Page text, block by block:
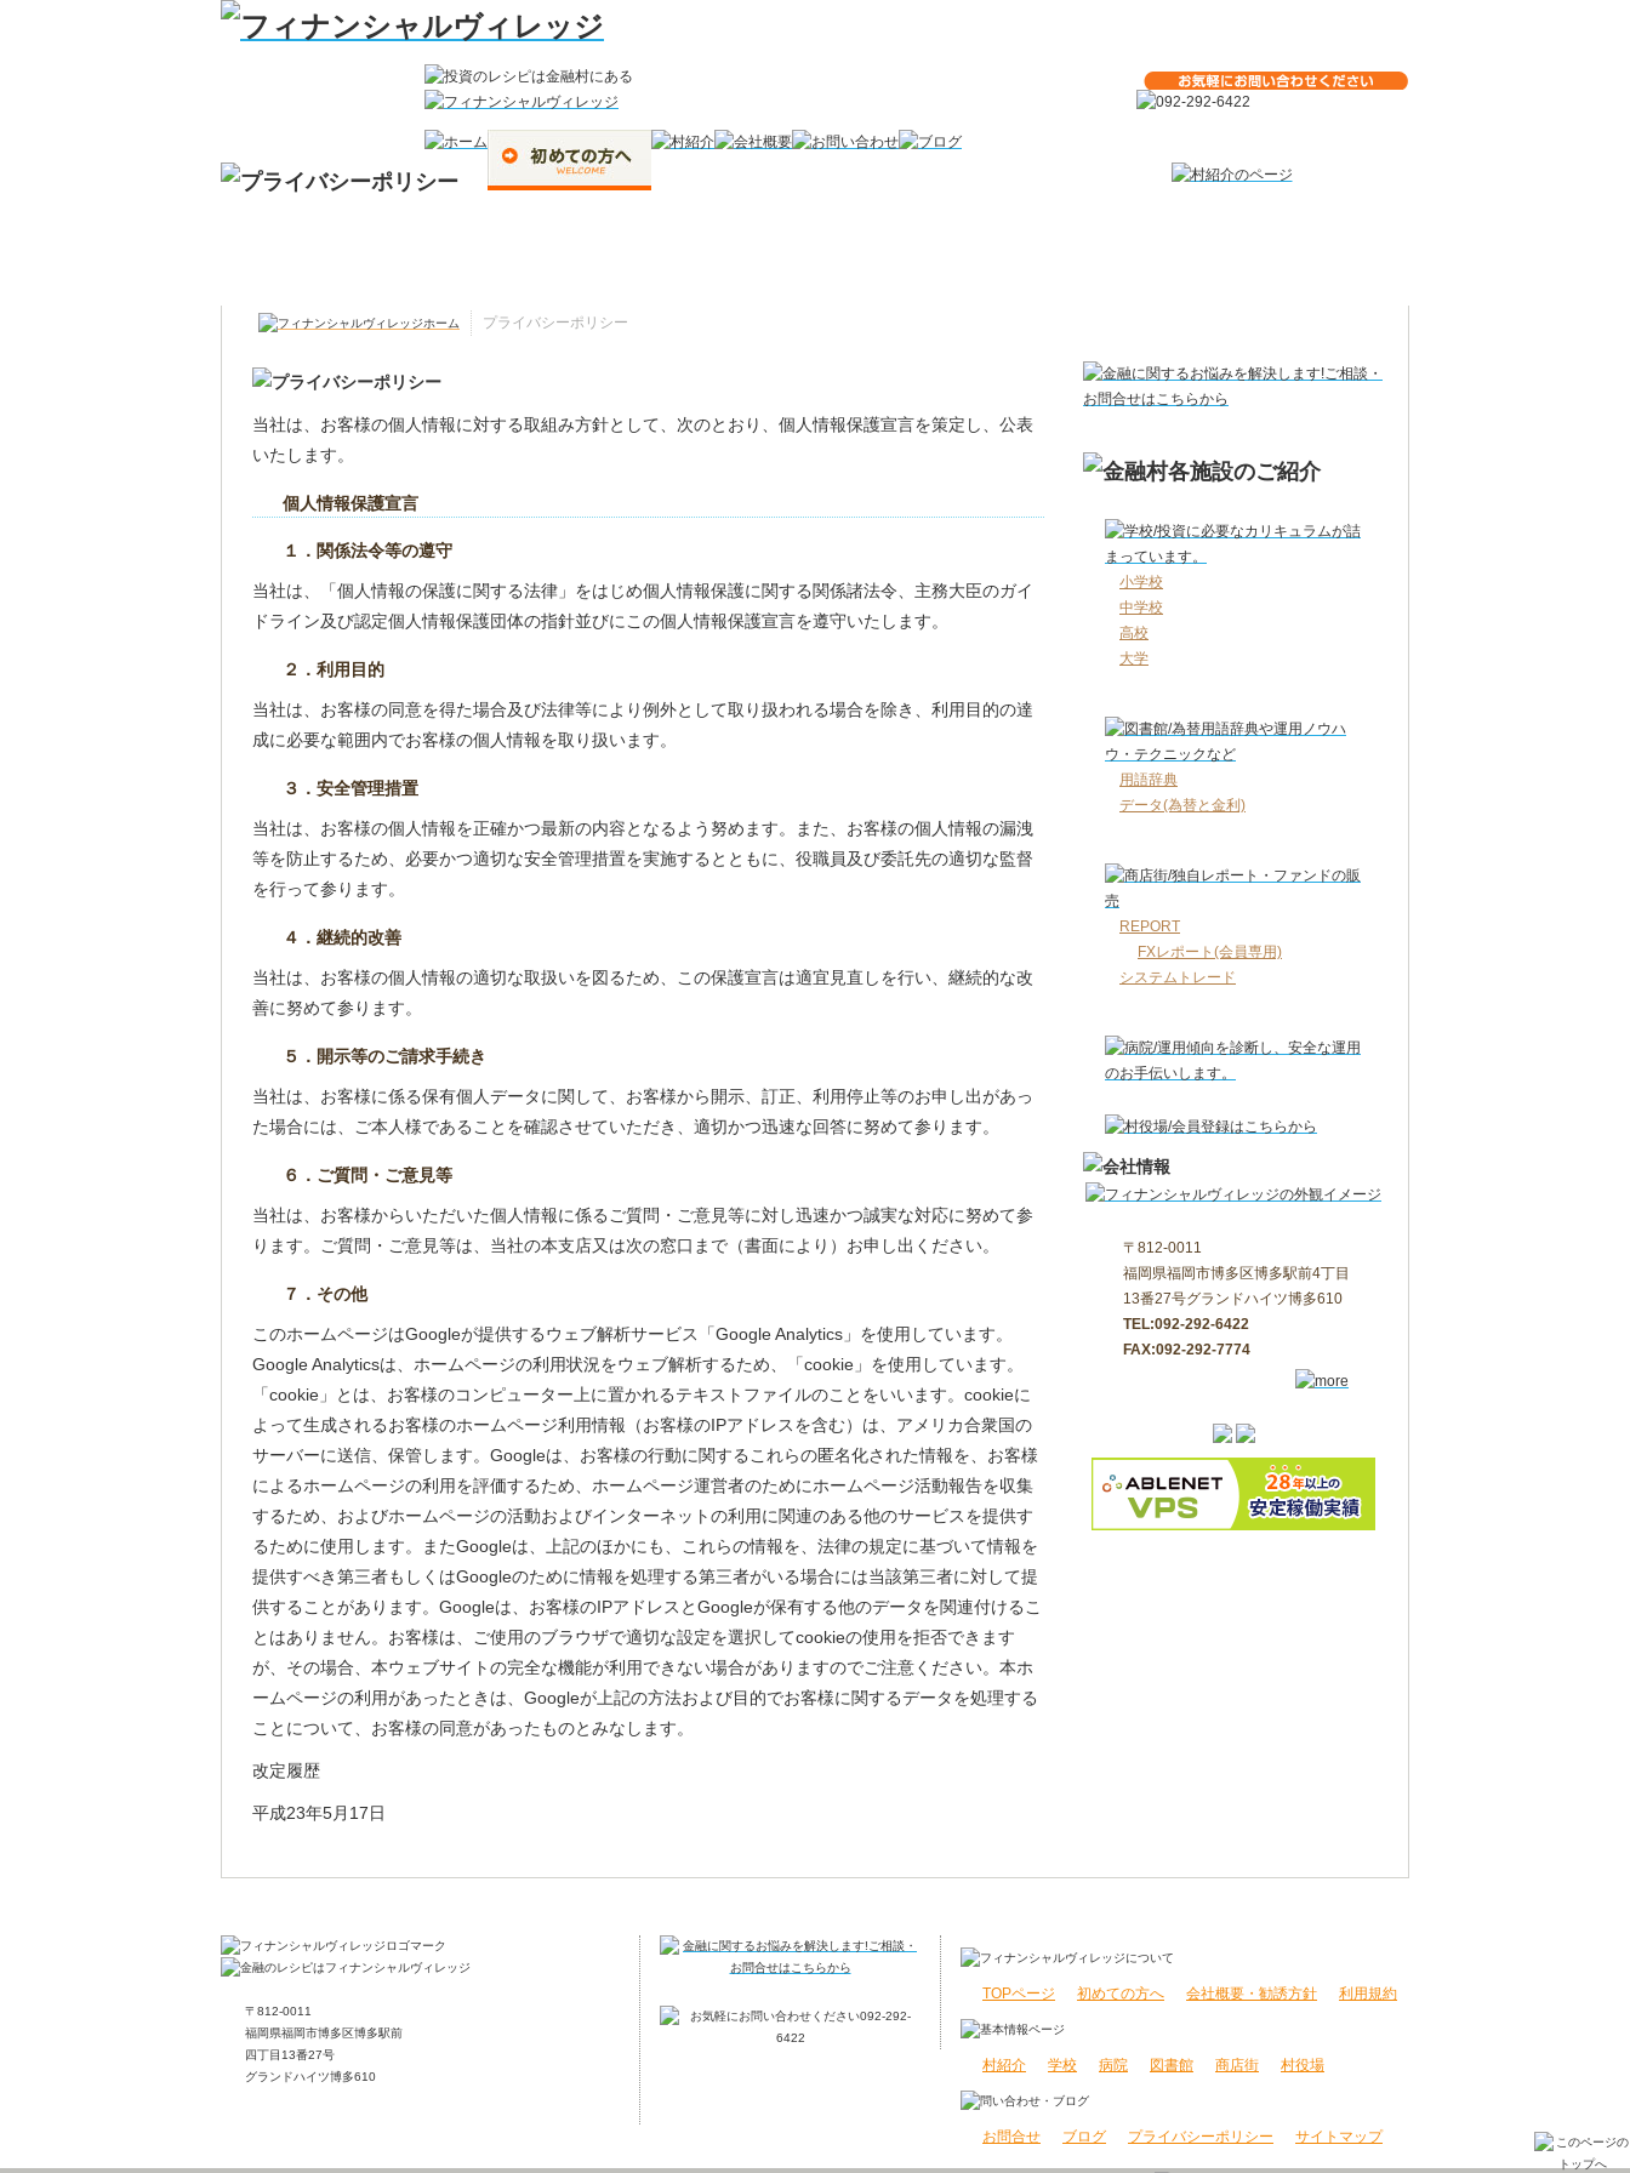
プライバシーポリシー
小学校
中学校
高校
大学
用語辞典
データ(為替と金利)
REPORT
FXレポート(会員専用)
システムトレード
〒812-0011
福岡県福岡市博多区博多駅前4丁目
13番27号グランドハイツ博多610
TEL:092-292-6422
FAX:092-292-7774
当社は、お客様の個人情報に対する取組み方針として、次のとおり、個人情報保護宣言を策定し、公表
いたします。
個人情報保護宣言
１．関係法令等の遵守
当社は、「個人情報の保護に関する法律」をはじめ個人情報保護に関する関係諸法令、主務大臣のガイ
ドライン及び認定個人情報保護団体の指針並びにこの個人情報保護宣言を遵守いたします。
２．利用目的
当社は、お客様の同意を得た場合及び法律等により例外として取り扱われる場合を除き、利用目的の達
成に必要な範囲内でお客様の個人情報を取り扱います。
３．安全管理措置
当社は、お客様の個人情報を正確かつ最新の内容となるよう努めます。また、お客様の個人情報の漏洩
等を防止するため、必要かつ適切な安全管理措置を実施するとともに、役職員及び委託先の適切な監督
を行って参ります。
４．継続的改善
当社は、お客様の個人情報の適切な取扱いを図るため、この保護宣言は適宜見直しを行い、継続的な改
善に努めて参ります。
５．開示等のご請求手続き
当社は、お客様に係る保有個人データに関して、お客様から開示、訂正、利用停止等のお申し出があっ
た場合には、ご本人様であることを確認させていただき、適切かつ迅速な回答に努めて参ります。
６．ご質問・ご意見等
当社は、お客様からいただいた個人情報に係るご質問・ご意見等に対し迅速かつ誠実な対応に努めて参
ります。ご質問・ご意見等は、当社の本支店又は次の窓口まで（書面により）お申し出ください。
７．その他
このホームページはGoogleが提供するウェブ解析サービス「Google Analytics」を使用しています。
Google Analyticsは、ホームページの利用状況をウェブ解析するため、「cookie」を使用しています。
「cookie」とは、お客様のコンピューター上に置かれるテキストファイルのことをいいます。cookieに
よって生成されるお客様のホームページ利用情報（お客様のIPアドレスを含む）は、アメリカ合衆国の
サーバーに送信、保管します。Googleは、お客様の行動に関するこれらの匿名化された情報を、お客様
によるホームページの利用を評価するため、ホームページ運営者のためにホームページ活動報告を収集
するため、およびホームページの活動およびインターネットの利用に関連のある他のサービスを提供す
るために使用します。またGoogleは、上記のほかにも、これらの情報を、法律の規定に基づいて情報を
提供すべき第三者もしくはGoogleのために情報を処理する第三者がいる場合には当該第三者に対して提
供することがあります。Googleは、お客様のIPアドレスとGoogleが保有する他のデータを関連付けるこ
とはありません。お客様は、ご使用のブラウザで適切な設定を選択してcookieの使用を拒否できます
が、その場合、本ウェブサイトの完全な機能が利用できない場合がありますのでご注意ください。本ホ
ームページの利用があったときは、Googleが上記の方法および目的でお客様に関するデータを処理する
ことについて、お客様の同意があったものとみなします。
改定履歴
平成23年5月17日
〒812-0011
福岡県福岡市博多区博多駅前
四丁目13番27号
グランドハイツ博多610
TOPページ 初めての方へ 会社概要・勧誘方針 利用規約
村紹介 学校 病院 図書館 商店街 村役場
お問合せ ブログ プライバシーポリシー サイトマップ